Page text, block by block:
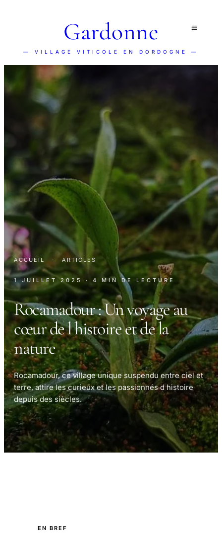
Gardonne
— VILLAGE VITICOLE EN DORDOGNE —
ACCUEIL · ARTICLES
1 JUILLET 2025 · 4 MIN DE LECTURE
Rocamadour : Un voyage au
cœur de l histoire et de la
nature
Rocamadour, ce village unique suspendu entre ciel et
terre, attire les curieux et les passionnés d histoire
depuis des siècles.
EN BREF